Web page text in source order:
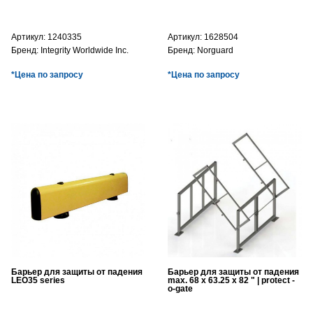
Артикул: 1240335
Бренд: Integrity Worldwide Inc.
*Цена по запросу
Артикул: 1628504
Бренд: Norguard
*Цена по запросу
Барьер для защиты от падения
LEO35 series
Барьер для защиты от падения
max. 68 x 63.25 x 82 " | protect -
o-gate